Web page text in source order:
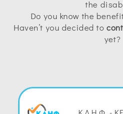
the
Do you know the
Haven’t you decided to
yet?